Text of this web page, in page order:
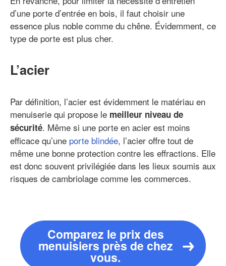
d’une porte d’entrée en bois, il faut choisir une
essence plus noble comme du chêne. Évidemment, ce
type de porte est plus cher.
L’acier
Par définition, l’acier est évidemment le matériau en
menuiserie qui propose le meilleur niveau de
sécurité. Même si une porte en acier est moins
efficace qu’une porte blindée, l’acier offre tout de
même une bonne protection contre les effractions. Elle
est donc souvent privilégiée dans les lieux soumis aux
risques de cambriolage comme les commerces.
Comparez le prix des
menuisiers près de chez
vous.